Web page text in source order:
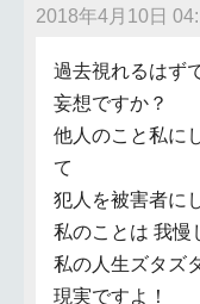
2018年4月10日
過去視れるはず
妄想ですか？
他人のこと私に
て
犯人を被害者に
私のことは 我慢
私の人生ズタズ
現実ですよ！